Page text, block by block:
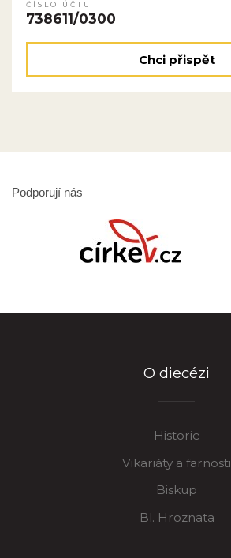
ČÍSLO ÚČTU
738611/0300
Chci přispět
Podporují nás
O diecézi
Historie
Vikariáty a farnosti
Biskup
Bl. Hroznata